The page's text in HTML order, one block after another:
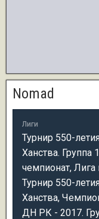
Nomad
Лиги
Турнир 550-
Ханства. Группа
чемпионат, Лига
Турнир 550-
Ханства,
ДН РК - 2017.